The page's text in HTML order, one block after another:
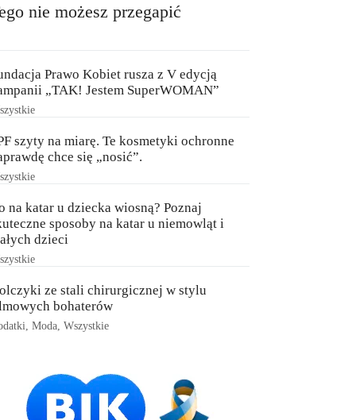
nie możesz przegapić
Prawo Kobiet rusza z V edycją
„TAK! Jestem SuperWOMAN”
szyty na miarę. Te kosmetyki ochronne
chce się „nosić”.
na katar u dziecka wiosną? Poznaj
sposoby na katar u niemowląt i
dzieci
ze stali chirurgicznej w stylu
bohaterów
,Moda,Wszystkie